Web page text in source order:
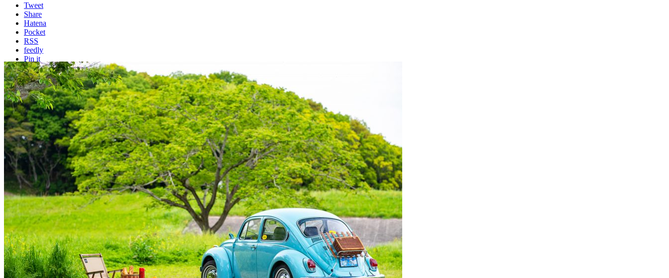
Tweet
Share
Hatena
Pocket
RSS
feedly
Pin it